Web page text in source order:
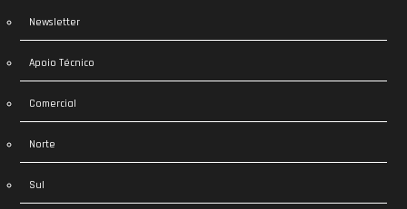
Newsletter
Apoio Técnico
Comercial
Norte
Sul